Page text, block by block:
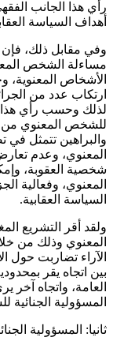
رأي هذا الجانب
أهداف السياسة
وفي مقابل ذلك، فإن
مساءلة الشخص
الأشخاص المعنوية،
ارتكاب عدد من
لذلك وحسب رأي هذا
للشخص المعنوي من
والبراهين تتمثل في
المعنوي، وعدم
شخصية العقوبة،
المعنوي، وفعالية
السياسة العقابية.
ولقد أقر التشريع
المعنوي وذلك من
الآراء تضاربت حول
المسؤولية
ثانيا: المسؤولية